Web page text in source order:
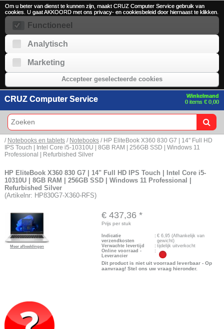
Om u beter van dienst te kunnen zijn, maakt CRUZ Computer Service gebruik van
cookies. U gaat AKKOORD met ons privacy- en cookiesbeleid door hiernaast te klikken.
Functioneel
Analytisch
Marketing
Accepteer geselecteerde cookies
Winkelmand
0 items € 0,00
CRUZ Computer Service
/ Notebooks en tablets / Notebooks / HP EliteBook X360 830 G7 | 14" Full HD
IPS Touch | Intel Core i5-10310U | 8GB RAM | 256GB SSD | Windows 11
Professional | Refurbished Silver
HP EliteBook X360 830 G7 | 14" Full HD IPS Touch | Intel Core i5-
10310U | 8GB RAM | 256GB SSD | Windows 11 Professional |
Refurbished Silver
(Artikelnr: HP830G7-X360-RFS)
Meer afbeeldingen
€ 437,36 *
Prijs per stuk
Indicatie
verzendkosten
: € 6,95(Afhankelijk van
gewicht)
Verwachte levertijd
: tijdelijk uitverkocht
Online voorraad -
Leverancier
:
Dit product is niet uit voorraad leverbaar - Op
aanvraag! Stel ons uw vraag hieronder.